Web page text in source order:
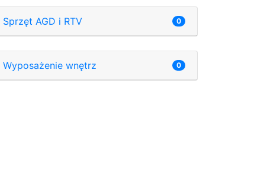
Sprzęt AGD i RTV 0
Wyposażenie wnętrz 0